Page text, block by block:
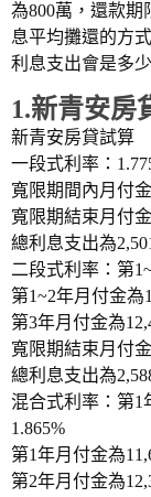
為800萬，還款期
息平均攤還的方
利息支出會是多少
1.新青安房
新青安房貸試算
一段式利率：
寬限期間內月付
寬限期結束月付
總利息支出為
二段式利率：第
第1~2年月付金為
第3年月付金為
寬限期結束月付
總利息支出為
混合式利率：第1
1.865%
第1年月付金為
第2年月付金為